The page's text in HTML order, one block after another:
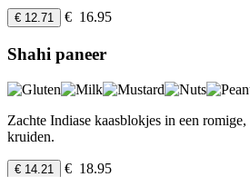
€ 12.71 € 16.95
Shahi paneer
Zachte Indiase kaasblokjes in een
kruiden.
€ 14.21 € 18.95